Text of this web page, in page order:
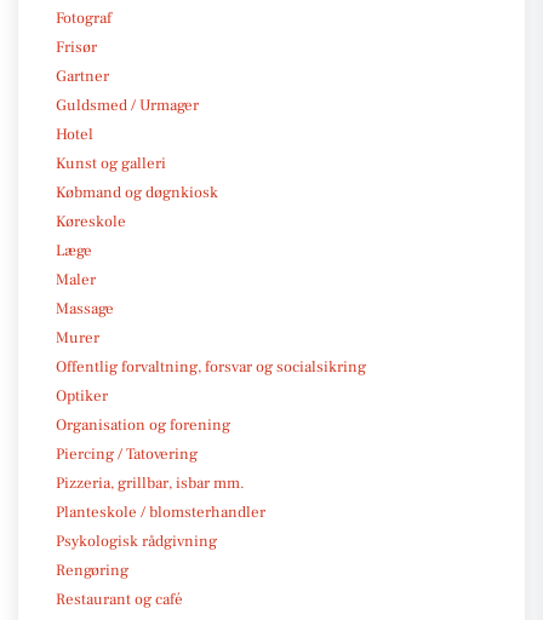
Fotograf
Frisør
Gartner
Guldsmed / Urmager
Hotel
Kunst og galleri
Købmand og døgnkiosk
Køreskole
Læge
Maler
Massage
Murer
Offentlig forvaltning, forsvar og socialsikring
Optiker
Organisation og forening
Piercing / Tatovering
Pizzeria, grillbar, isbar mm.
Planteskole / blomsterhandler
Psykologisk rådgivning
Rengøring
Restaurant og café